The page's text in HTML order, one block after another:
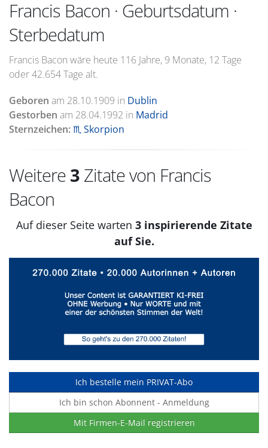
Francis Bacon · Geburtsdatum ·
Sterbedatum
Francis Bacon wäre heute 116 Jahre, 9 Monate, 12 Tage
oder 42.654 Tage alt.
Geboren am 28.10.1909 in Dublin
Gestorben am 28.04.1992 in Madrid
Sternzeichen:♏ Skorpion
Weitere 3 Zitate von Francis
Bacon
Auf dieser Seite warten 3 inspirierende Zitate
auf Sie.
Ich bestelle mein PRIVAT-Abo
Ich bin schon Abonnent - Anmeldung
Mit Firmen-E-Mail registrieren